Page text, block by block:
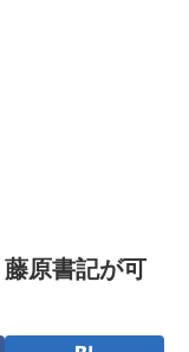
藤原書記が可